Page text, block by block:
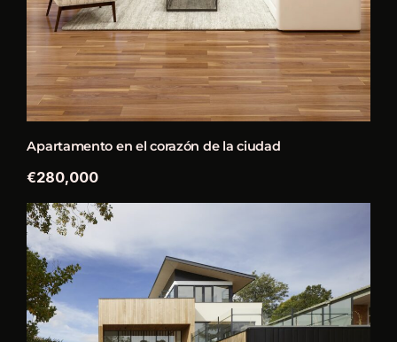
Apartamento en el corazón de la ciudad
€280,000